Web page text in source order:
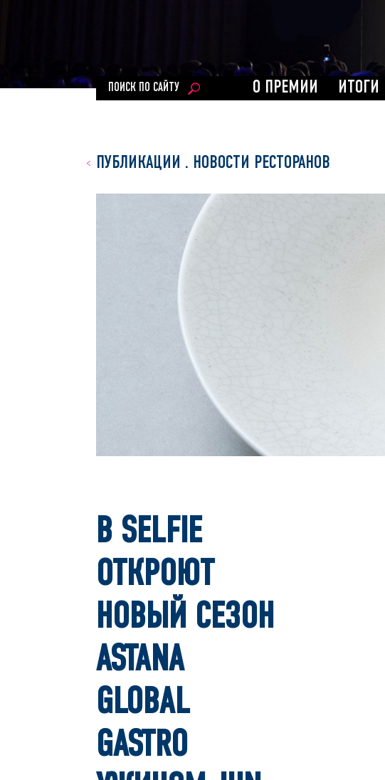
О ПРЕМИИ ИТОГИ
ПОИСК ПО САЙТУ
ПУБЛИКАЦИИ . НОВОСТИ РЕСТОРАНОВ
В SELFIE
ОТКРОЮТ
НОВЫЙ СЕЗОН
ASTANA
GLOBAL
GASTRO